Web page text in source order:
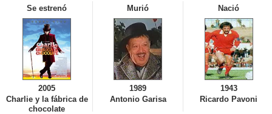
Se estrenó
2005
Charlie y la fábrica de
chocolate
Murió
1989
Antonio Garisa
Nació
1943
Ricardo Pavoni